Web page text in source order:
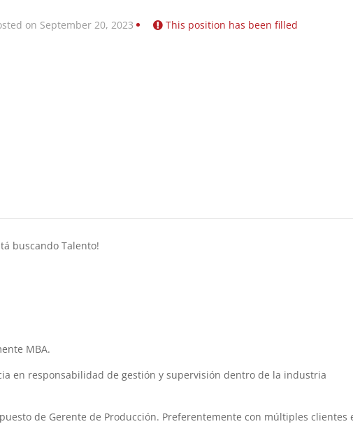
on September 20, 2023 This position has been filled
buscando Talento!
MBA.
en responsabilidad de gestión y supervisión dentro de la industria
de Gerente de Producción. Preferentemente con múltiples clientes